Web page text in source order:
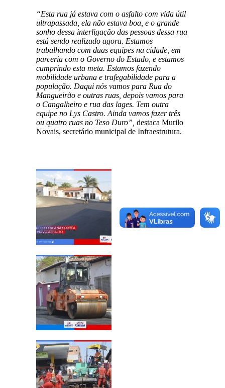
“Esta rua já estava com o asfalto com vida útil
ultrapassada, ela não estava boa, e o grande
sonho dessa interligação das pessoas dessa rua
está sendo realizado agora. Estamos
trabalhando com duas equipes na cidade, em
parceria com o Governo do Estado, e estamos
cumprindo esta meta. Estamos fazendo
mobilidade urbana e trafegabilidade para a
população. Daqui nós vamos para Rua do
Mangueirão e outras ruas, depois vamos para
o Cangalheiro e rua das lages. Tem outra
equipe no Lys Castro. Ainda vamos fazer três
ou quatro ruas no Teso Duro”, destaca Murilo
Novais, secretário municipal de Infraestrutura.